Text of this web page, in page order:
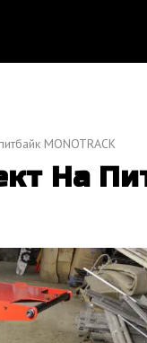
MONOTRACK
На